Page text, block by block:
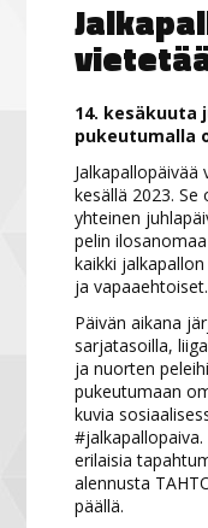
14. kesäkuuta
pukeutumalla
kesällä 2023.
yhteinen
pelin
kaikki
ja vapaaehtoiset.
Päivän aikana
sarjatasoilla,
ja nuorten
pukeutumaan
kuvia
erilaisia
alennusta
päällä.